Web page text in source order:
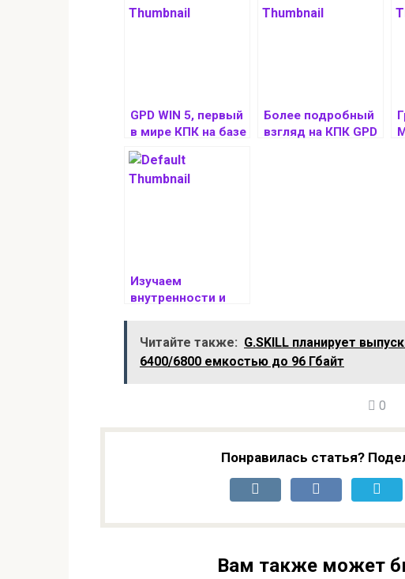
GPD WIN 5, первый
в мире КПК на базе
Ryzen AI MAX+ 395,
дебютирует 1
августа
Более подробный
взгляд на КПК GPD
Изучаем
внутренности и
основе AMD Ryzen
AI MAX+ 395
Читайте также: G.SKILL планирует
6400/6800 емкостью до 96 Гбайт
0
Понравилась статья?
Вам также может